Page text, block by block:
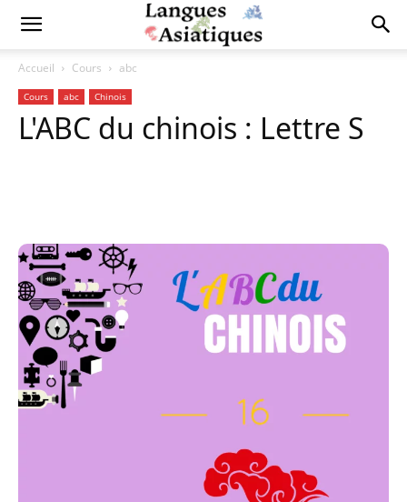
Accueil Cours abc
Cours abc Chinois
L'ABC du chinois : Lettre S